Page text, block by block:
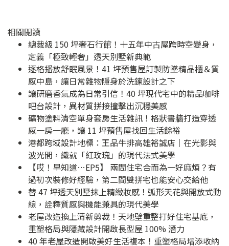
相關閱讀
總裁級 150 坪奢石行館！十五年中古屋跨時空變身，
定義「極致輕奢」透天別墅新典範
逐格播放舒眠風景！41 坪預售屋訂製防墜精品櫃＆質
感中島，讓日常雜物隱身於洗鍊設計之下
讓研磨香氣成為日常引信！40 坪現代宅中的精品咖啡
吧台設計，異材質拼接撞擊出沉穩美感
礦物塗料清空單身套房生活雜訊！格狀書牆打造穿透
感一房一廳，讓 11 坪預售屋找回生活餘裕
港都跨域設計地標：王品牛排高雄裕誠店｜在光影與
波光間，織就「紅玫瑰」的現代法式美學
【哎！早知道…EP5】 兩間住宅合而為一好麻煩？有
過初次裝修好經驗，第二間雙拼宅也能安心交給他
替 47 坪透天別墅抹上精緻妝感！弧形天花與開放式動
線，詮釋質感與機能兼具的現代美學
老屋改造換上清新剪裁！天地壁重整打好住宅基底，
重塑格局與隱藏設計開啟長型屋 100% 潛力
40 年老屋改造開啟美好生活複本！重塑格局增添收納